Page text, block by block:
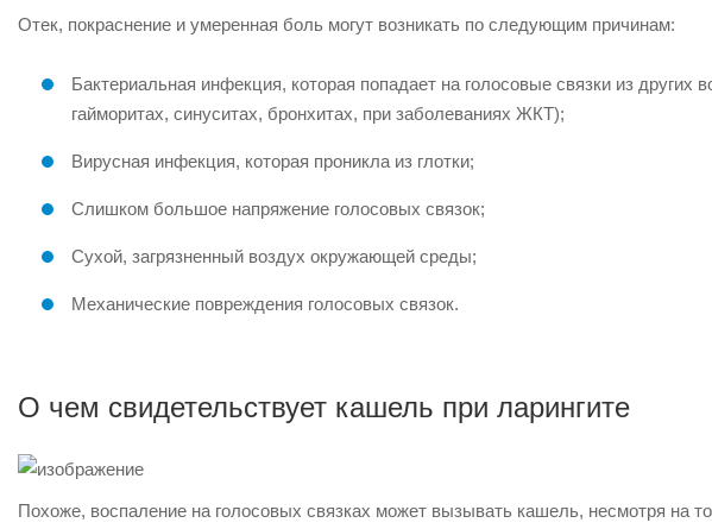
Отек, покраснение и умеренная боль могут возникать по следующим причинам:
Бактериальная инфекция, которая попадает на голосовые связки из других
гайморитах, синуситах, бронхитах, при заболеваниях ЖКТ);
Вирусная инфекция, которая проникла из глотки;
Слишком большое напряжение голосовых связок;
Сухой, загрязненный воздух окружающей среды;
Механические повреждения голосовых связок.
О чем свидетельствует кашель при ларингите
Похоже, воспаление на голосовых связках может вызывать кашель, несмотря на